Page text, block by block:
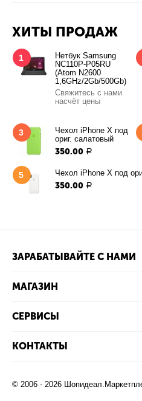
ХИТЫ ПРОДАЖ
1
Нетбук Samsung
NC110P-P05RU
(Atom N2600
1,6GHz/2Gb/500Gb)
Свяжитесь с нами
насчёт цены
3
Чехол iPhone X под
ориг. салатовый
350.00 Р
5 Чехол iPhone X под
350.00 Р
ЗАРАБАТЫВАЙТЕ С НАМИ
МАГАЗИН
СЕРВИСЫ
КОНТАКТЫ
© 2006 - 2026